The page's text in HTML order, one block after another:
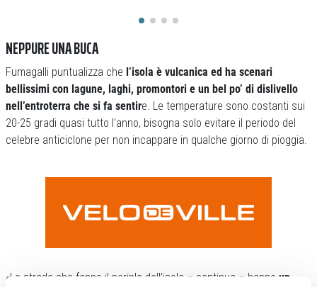
NEPPURE UNA BUCA
Fumagalli puntualizza che l’isola è vulcanica ed ha scenari
bellissimi con lagune, laghi, promontori e un bel po’ di dislivello
nell’entroterra che si fa sentire. Le temperature sono costanti sui
20-25 gradi quasi tutto l’anno, bisogna solo evitare il periodo del
celebre anticiclone per non incappare in qualche giorno di pioggia.
«Le strade che fanno il periplo dell’isola – continua – hanno un